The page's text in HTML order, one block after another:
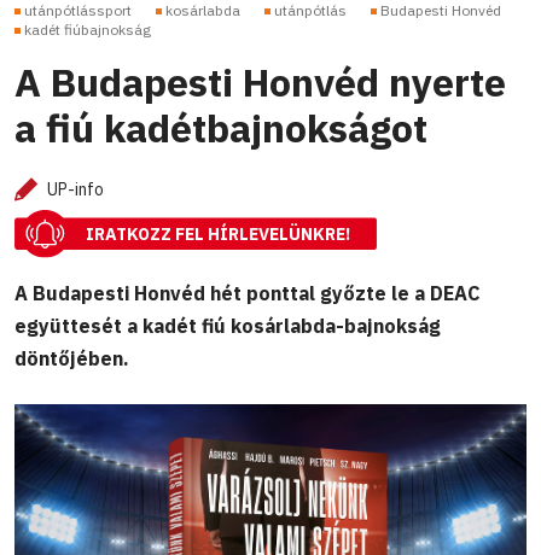
utánpótlássport kosárlabda utánpótlás
Budapesti Honvéd
kadét fiúbajnokság
A Budapesti Honvéd nyerte
a fiú kadétbajnokságot
UP-info
IRATKOZZ FEL HÍRLEVELÜNKRE!
A Budapesti Honvéd hét ponttal győzte le a DEAC
együttesét a kadét fiú kosárlabda-bajnokság
döntőjében.